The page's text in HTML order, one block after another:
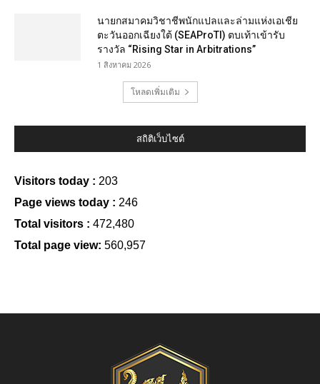
นายกสมาคมวิชาชีพนักแปลและล่ามแห่งเอเชีย
ตะวันออกเฉียงใต้ (SEAProTI) ตบเท้าเข้ารับ
รางวัล “Rising Star in Arbitrations”
1 สิงหาคม 2026
โหลดเพิ่มเติม
สถิติเว็บไซต์
Visitors today : 203
Page views today : 246
Total visitors : 472,480
Total page view: 560,957